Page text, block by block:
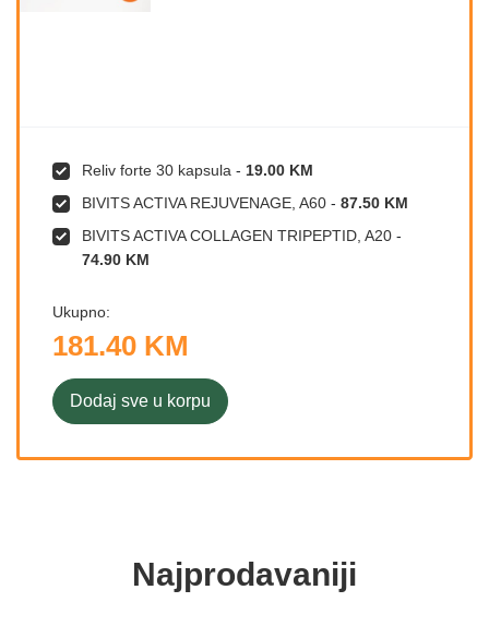
Reliv forte 30 kapsula - 19.00 KM
BIVITS ACTIVA REJUVENAGE, A60 - 87.50 KM
BIVITS ACTIVA COLLAGEN TRIPEPTID, A20 -
74.90 KM
Ukupno:
181.40 KM
Dodaj sve u korpu
Najprodavaniji